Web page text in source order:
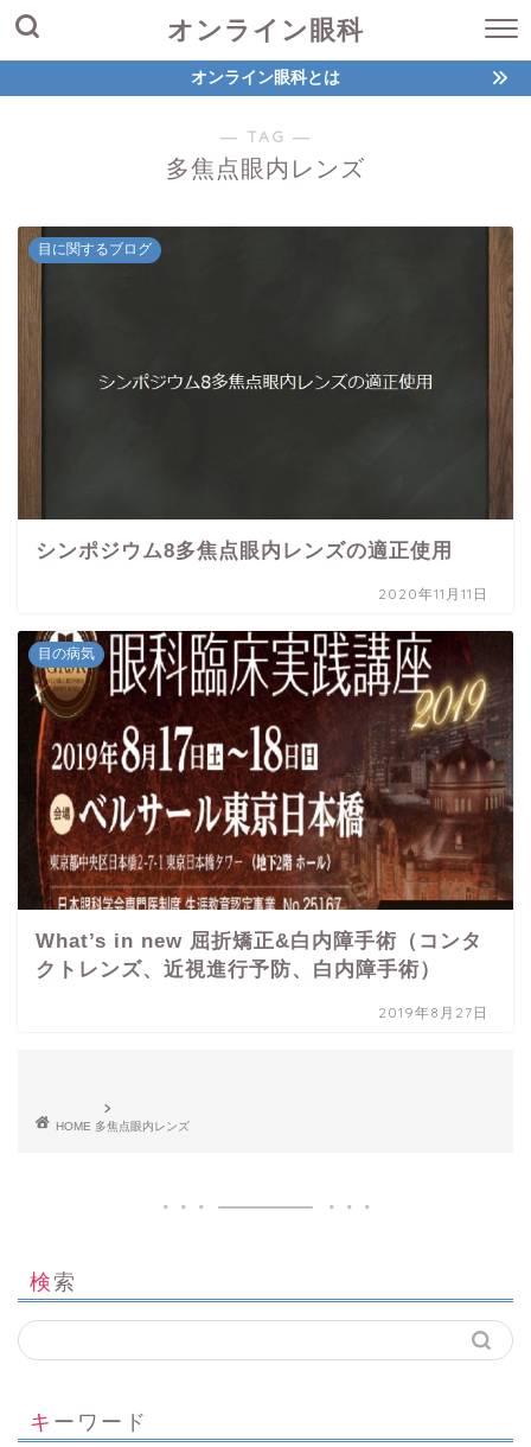
オンライン眼科
オンライン眼科とは
― TAG ―
多焦点眼内レンズ
目に関するブログ
シンポジウム8多焦点眼内レンズの適正使用
2020年11月11日
目の病気
What’s in new 屈折矯正&白内障手術（コンタ
クトレンズ、近視進行予防、白内障手術）
2019年8月27日
HOME 多焦点眼内レンズ
検索
キーワード